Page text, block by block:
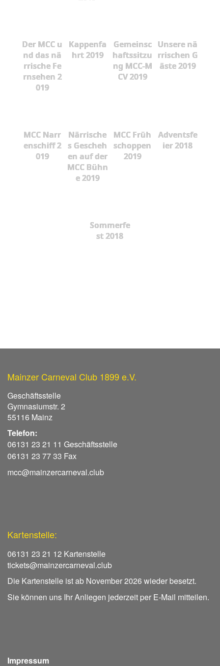
Der MCC u
nd das nä
rrische Fe
rnsehen 2
019
Kappenfa
hrt 2019
Gemeinsc
haftssitzu
ng MCC-M
CV 2019
Unsere nä
rrischen G
äste 2019
MCC Narr
enschiff 2
019
Närrische
s Gescheh
en auf der
MCC Bühn
e 2019
MCC Früh
schoppen
2019
Adventsfe
ier 2018
Sommerfe
st 2018
Mainzer Carneval Club 1899 e.V.
Geschäftsstelle
Gymnasiumstr. 2
55116 Mainz
Telefon:
06131 23 21 11 Geschäftsstelle
06131 23 77 33 Fax
mcc@mainzercarneval.club
Kartenstelle:
06131 23 21 12 Kartenstelle
tickets@mainzercarneval.club
Die Kartenstelle ist ab November 2026 wieder besetzt.
Sie können uns Ihr Anliegen jederzeit per E-Mail mitteilen.
Impressum